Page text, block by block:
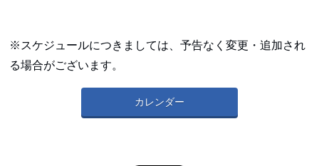
※スケジュールにつきましては、予告なく変更・追加され
る場合がございます。
カレンダー